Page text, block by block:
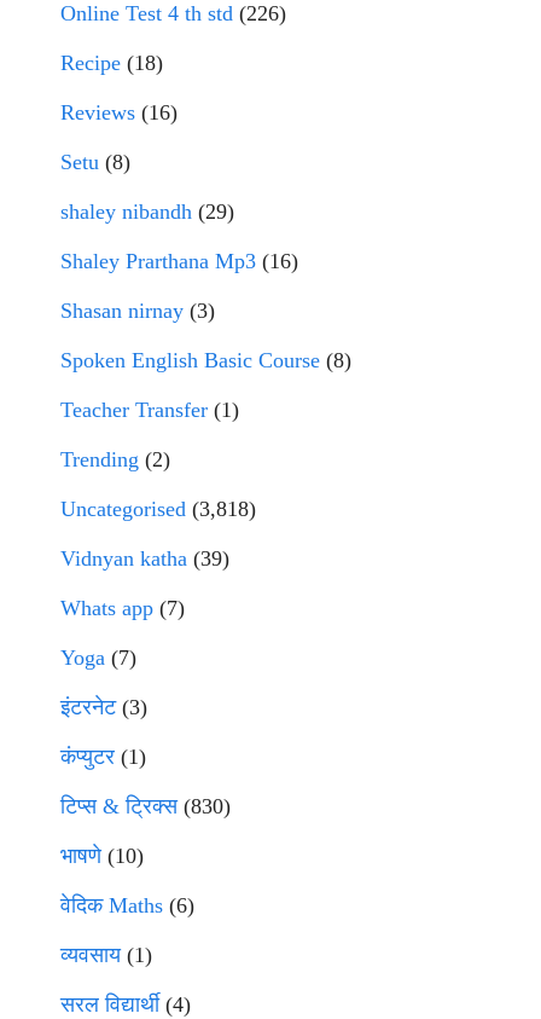
Online Test 4 th std (226)
Recipe (18)
Reviews (16)
Setu (8)
shaley nibandh (29)
Shaley Prarthana Mp3 (16)
Shasan nirnay (3)
Spoken English Basic Course (8)
Teacher Transfer (1)
Trending (2)
Uncategorised (3,818)
Vidnyan katha (39)
Whats app (7)
Yoga (7)
इंटरनेट(3)
कंप्युटर (1)
टिप्स & ट्रिक्स(830)
भाषणे(10)
वेदिक Maths (6)
व्यवसाय(1)
सरल विद्यार्थी(4)